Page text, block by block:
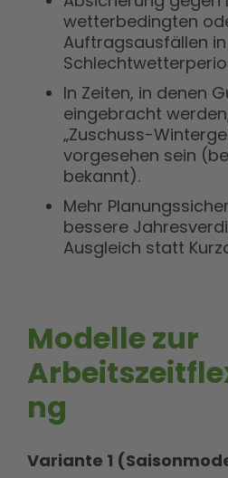
wetterbedingten
Auftragsausfällen
In Zeiten, in denen
eingebracht
„Zuschuss-
vorgesehen sein
bekannt).
Mehr
bessere
Ausgleich statt
Modelle zur
ng
Variante 1